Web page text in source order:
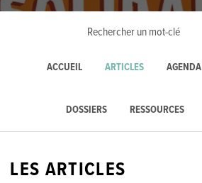
ACCUEIL ARTICLES AGENDA
DOSSIERS RESSOURCES
LES ARTICLES